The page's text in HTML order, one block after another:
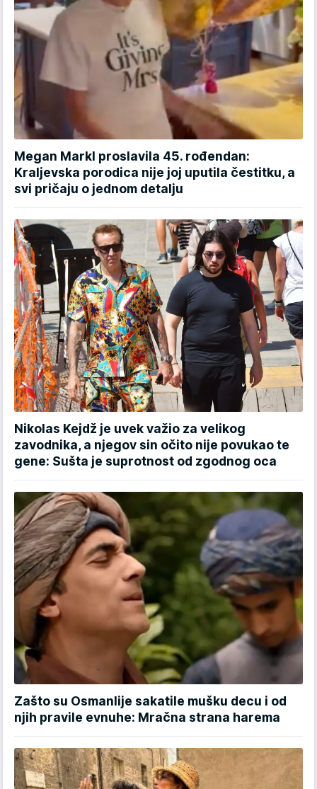
Megan Markl proslavila 45. rođendan:
Kraljevska porodica nije joj uputila čestitku, a
svi pričaju o jednom detalju
Nikolas Kejdž je uvek važio za velikog
zavodnika, a njegov sin očito nije povukao te
gene: Sušta je suprotnost od zgodnog oca
Zašto su Osmanlije sakatile mušku decu i od
njih pravile evnuhe: Mračna strana harema